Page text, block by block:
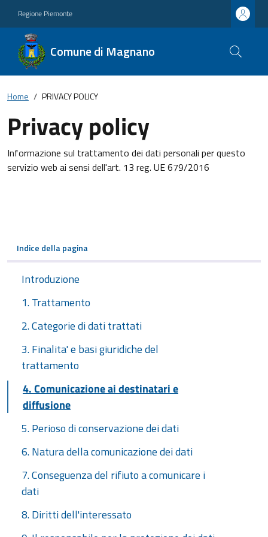
Regione Piemonte
Comune di Magnano
Home PRIVACY POLICY
Privacy policy
Informazione sul trattamento dei dati personali per questo
servizio web ai sensi dell'art. 13 reg. UE 679/2016
Indice della pagina
Introduzione
1. Trattamento
2. Categorie di dati trattati
3. Finalita' e basi giuridiche del
trattamento
4. Comunicazione ai destinatari e
diffusione
5. Perioso di conservazione dei dati
6. Natura della comunicazione dei dati
7. Conseguenza del rifiuto a comunicare i
dati
8. Diritti dell'interessato